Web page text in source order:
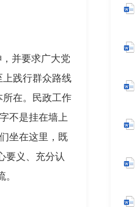
并要求广大党
上践行群众路线
在。民政工作
不是挂在墙上
坐在这里，既
要义、充分认